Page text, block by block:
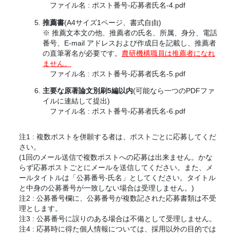
ファイル名 : ポスト番号-応募者氏名-4.pdf
推薦書(A4サイズ1ページ、書式自由)
※ 推薦文本文の他、推薦者の氏名、所属、身分、電話
番号、E-mail アドレスおよび作成日を記載し、推薦者
の直筆署名が必要です。 農研機構職員は推薦者になれ
ません。
ファイル名 : ポスト番号-応募者氏名-5.pdf
主要な原著論文別刷5編以内(可能なら一つのPDFファ
イルに連結して提出)
ファイル名 : ポスト番号-応募者氏名-6.pdf
注1 : 複数ポストを併願する者は、ポストごとに応募してくだ
さい。
(1回のメール送信で複数ポストへの応募は出来ません。かな
らず応募ポストごとにメールを送信してください。また、メ
ールタイトルは「公募番号-氏名」としてください。タイトル
と中身の公募番号が一致しない場合は受理しません。)
注2 : 公募番号欄に、公募番号が複数記された応募書類は不受
理とします。
注3 : 公募番号に誤りのある場合は不備として受理しません。
注4 : 応募時に得た個人情報については、採用以外の目的では